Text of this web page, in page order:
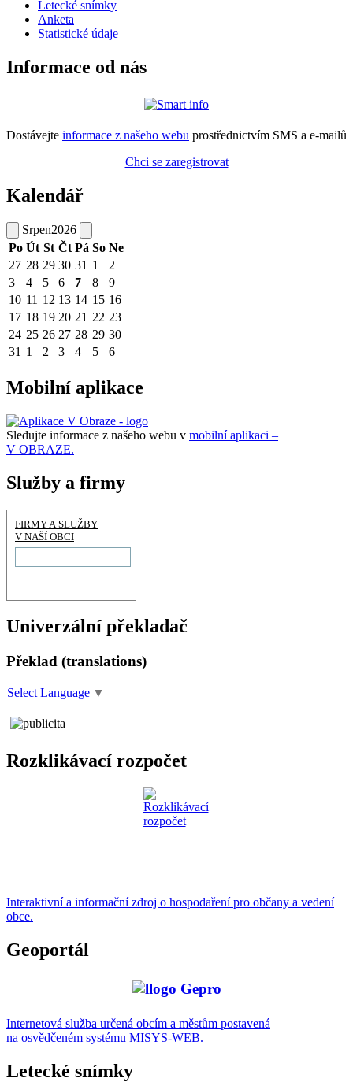
Letecké snímky
Anketa
Statistické údaje
Informace od nás
Dostávejte informace z našeho webu prostřednictvím SMS a e-mailů
Chci se zaregistrovat
Kalendář
Srpen2026
Po Út St Čt Pá So Ne
27 28 29 30 31 1
2
3
4 5 6 7 8
9
10 11 12 13 14 15 16
17 18 19 20 21 22 23
24 25 26 27 28 29 30
31 1 2 3 4 5 6
Mobilní aplikace
Sledujte informace z našeho webu v mobilní aplikaci –
V OBRAZE.
Služby a firmy
FIRMY A SLUŽBY
V NAŠÍ OBCI
Univerzální překladač
Překlad (translations)
Select Language ▼
Rozklikávací rozpočet
Interaktivní a informační zdroj o hospodaření pro občany a vedení
obce.
Geoportál
Internetová služba určená obcím a městům postavená
na osvědčeném systému MISYS-WEB.
Letecké snímky